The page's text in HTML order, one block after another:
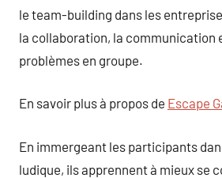
le team-building dans les
la collaboration, la communication
problèmes en groupe.
En savoir plus à propos de Escape
En immergeant les participants
ludique, ils apprennent à mieux se